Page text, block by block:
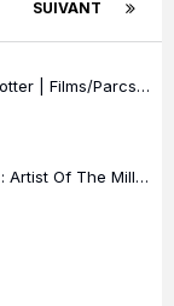
SUIVANT
Regarde le sujet « Univers Harry Potter | Films/Parcs/News »
Regarde le sujet « #BritneySpears : Artist Of The Millennium | Topic Actu »